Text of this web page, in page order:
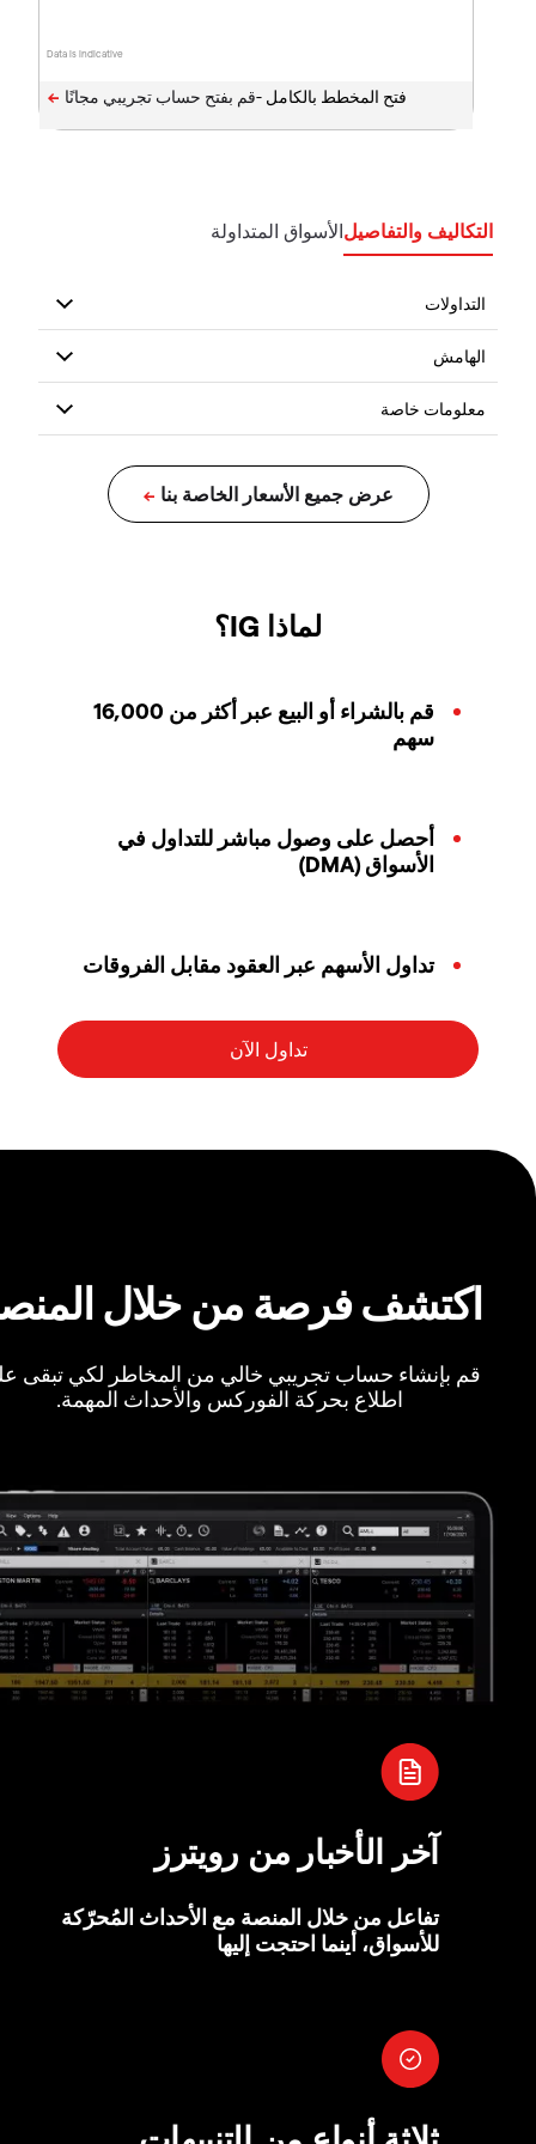
Data is indicative
فتح المخطط بالكامل -
التكاليف والتفاصيلالأسواق المتداولة
لماذا IG؟
قم بالشراء أو البيع عبر أكثر من 16,000
سهم
أحصل على وصول مباشر للتداول في
الأسواق (DMA)
تداول الأسهم عبر العقود مقابل الفروقات
اكتشف فرصة من خلال
قم بإنشاء حساب تجريبي خالي من المخاطر لكي تبقى
اطلاع بحركة الفوركس والأحداث المهمة.
آخر الأخبار من رويترز
تفاعل من خلال المنصة مع الأحداث المُحرّكة
للأسواق، أينما احتجت إليها